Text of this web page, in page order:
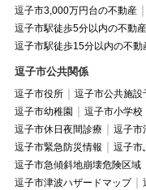
逗子市3,000万円台の不動産
逗子市駅徒歩5分以内の不動産
逗子市駅徒歩15分以内の不動
逗子市公共関係
逗子市役所 逗子市公共施設
逗子市幼稚園
逗子市小学校
逗子市休日夜間診療
逗子市
逗子市緊急防災情報
逗子市
逗子市急傾斜地崩壊危険区域
逗子市津波ハザードマップ